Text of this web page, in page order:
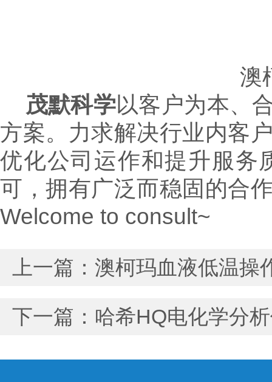
澳
茂默科学以客户为本、
方案。力求解决行业内客
优化公司运作和提升服务
可，拥有广泛而稳固的合
Welcome to consult~
上一篇： 澳柯玛血液低温操
下一篇： 哈希HQ电化学分